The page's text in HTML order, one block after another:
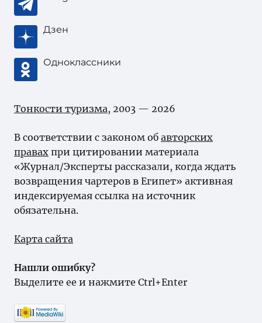
Дзен
Одноклассники
Тонкости туризма, 2003 — 2026
В соответствии с законом об авторских
правах при цитировании материала
«Журнал/Эксперты рассказали, когда ждать
возвращения чартеров в Египет» активная
индексируемая ссылка на источник
обязательна.
Карта сайта
Нашли ошибку?
Выделите ее и нажмите Ctrl+Enter